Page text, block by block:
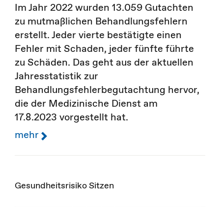
Im Jahr 2022 wurden 13.059 Gutachten
zu mutmaßlichen Behandlungsfehlern
erstellt. Jeder vierte bestätigte einen
Fehler mit Schaden, jeder fünfte führte
zu Schäden. Das geht aus der aktuellen
Jahresstatistik zur
Behandlungsfehlerbegutachtung hervor,
die der Medizinische Dienst am
17.8.2023 vorgestellt hat.
mehr
Gesundheitsrisiko Sitzen